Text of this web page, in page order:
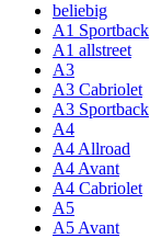
beliebig
A1 Sportback
A1 allstreet
A3
A3 Cabriolet
A3 Sportback
A4
A4 Allroad
A4 Avant
A4 Cabriolet
A5
A5 Avant